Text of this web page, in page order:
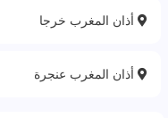
أذان المغرب خرجا
أذان المغرب عنجرة